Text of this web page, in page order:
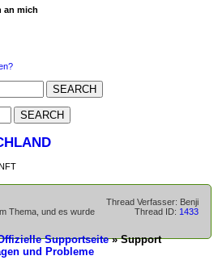
an mich
Thread Verfasser: Benji
Thread ID: 1433
Thema, und es wurde
Supportseite» Support
und Probleme